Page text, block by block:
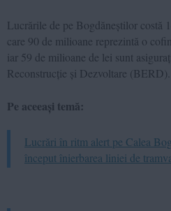
Lucrările de pe Bogdăneștilor costă
care 90 de milioane reprezintă o
iar 59 de milioane de lei sunt
Reconstrucție și Dezvoltare (BERD).
Pe aceeași temă:
Lucrări în ritm alert pe Calea
început înierbarea liniei de